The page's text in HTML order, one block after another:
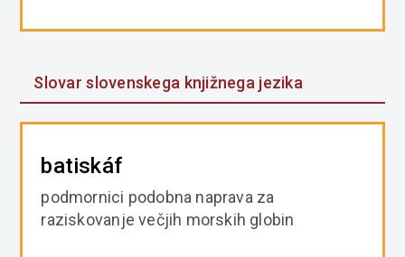
Slovar slovenskega knjižnega jezika
batiskáf
podmornici podobna naprava za
raziskovanje večjih morskih globin